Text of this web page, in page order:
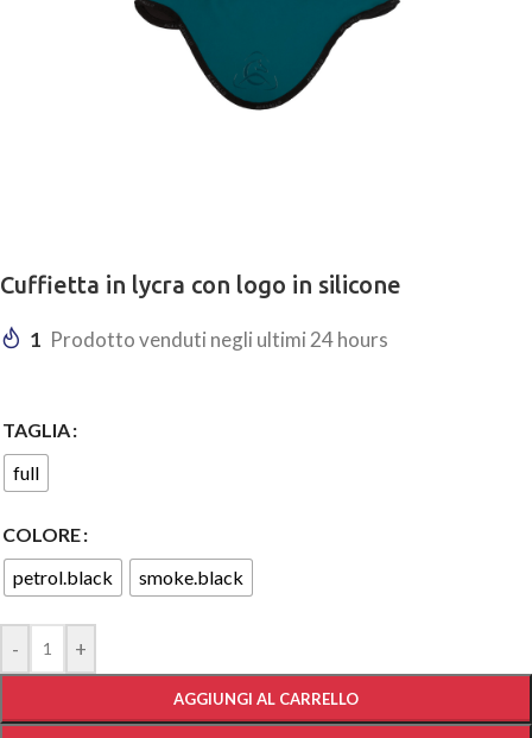
Cuffietta in lycra con logo in silicone
1 Prodotto venduti negli ultimi 24 hours
TAGLIA
full
COLORE
petrol.black
smoke.black
- +
AGGIUNGI AL CARRELLO